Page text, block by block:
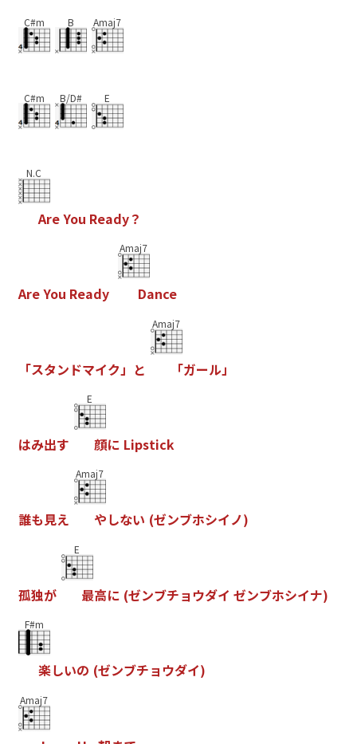
C#m B Amaj7
C#m B/D# E
N.C
AreYou Ready？
AreYou Ready
Amaj7
Dance
「スタン ドマイク 」 と
Amaj7
「ガール 」
はみ出す
E
顔に Lipstick
誰も見え
Amaj7
やしない (ゼンブホシイノ)
孤独が
E
最高に (ゼンブチョウダイ ゼンブホシイナ)
F#m
楽しいの (ゼンブチョウダイ)
Amaj7